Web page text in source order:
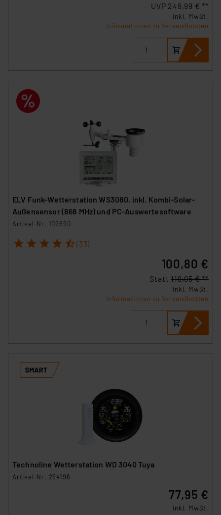
UVP 249,99 € **
inkl. MwSt.
Informationen zu Versandkosten
ELV Funk-Wetterstation WS3080, inkl. Kombi-Solar-
Außensensor (868 MHz) und PC-Auswertesoftware
Artikel-Nr. 102690
1 2 3 4 5 (33)
100,80 €
Statt119,95 € **
inkl. MwSt.
Informationen zu Versandkosten
Technoline Wetterstation WD 3040 Tuya
Artikel-Nr. 254196
77,95 €
inkl. MwSt.